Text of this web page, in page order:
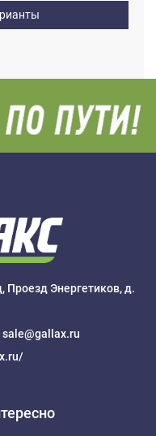
Проезд Энергетиков, д.
sale@gallax.ru